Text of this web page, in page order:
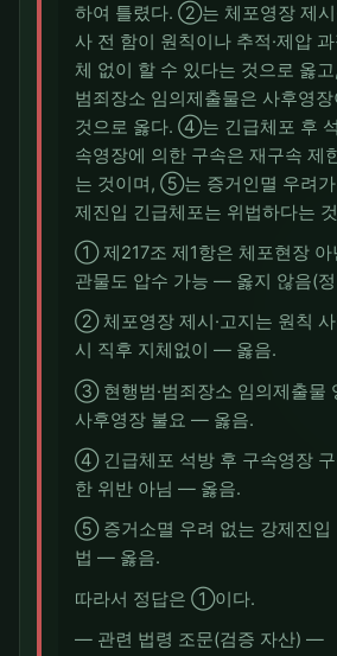
하여 틀렸다. ②는 체포영장 제시
사 전 함이 원칙이나 추적·제압
체 없이 할 수 있다는 것으로 옳
범죄장소 임의제출물은 사후영
것으로 옳다. ④는 긴급체포 후
속영장에 의한 구속은 재구속 제
는 것이며, ⑤는 증거인멸 우려
제진입 긴급체포는 위법하다는
① 제217조 제1항은 체포현장 아
관물도 압수 가능 — 옳지 않음(
② 체포영장 제시·고지는 원칙 사
시 직후 지체없이 — 옳음.
③ 현행범·범죄장소 임의제출물
사후영장 불요 — 옳음.
④ 긴급체포 석방 후 구속영장 구
한 위반 아님 — 옳음.
⑤ 증거소멸 우려 없는 강제진입
법 — 옳음.
따라서 정답은 ①이다.
― 관련 법령 조문(검증 자산) ―